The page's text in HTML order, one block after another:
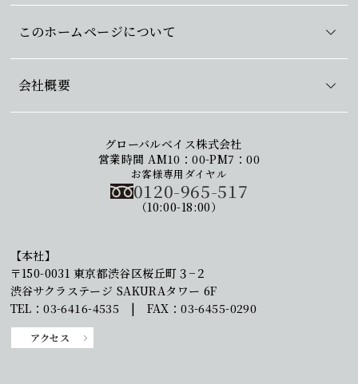
このホームページについて
会社概要
グローバルベイス株式会社
営業時間 AM10：00-PM7：00
お客様専用ダイヤル
0120-965-517
（10:00-18:00）
【本社】
〒150-0031 東京都渋谷区桜丘町３−２
渋谷サクラステージ SAKURAタワー 6F
TEL：03-6416-4535 | FAX：03-6455-0290
アクセス